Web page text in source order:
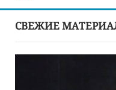
СВЕЖИЕ